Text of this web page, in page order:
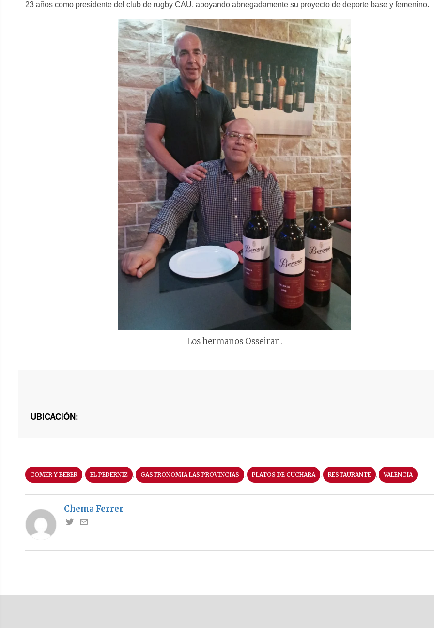
23 años como presidente del club de rugby CAU, apoyando abnegadamente su proyecto de deporte base y femenino.
Los hermanos Osseiran.
UBICACIÓN:
COMER Y BEBER EL PEDERNIZ GASTRONOMIA LAS PROVINCIAS PLATOS DE CUCHARA RESTAURANTE VALENCIA
Chema Ferrer